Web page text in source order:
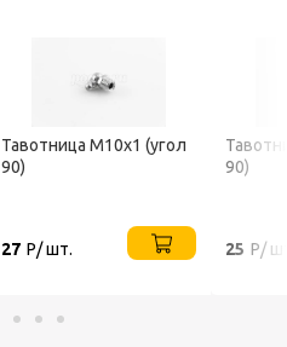
Тавотница М10х1 (угол
90)
27 Р/ шт.
90)
25 Р/